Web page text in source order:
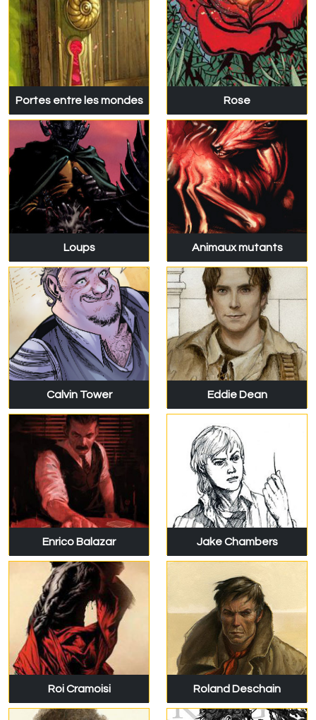
Portes entre les mondes Rose
Loups Animaux mutants
Calvin Tower Eddie Dean
Enrico Balazar Jake Chambers
Roi Cramoisi Roland Deschain